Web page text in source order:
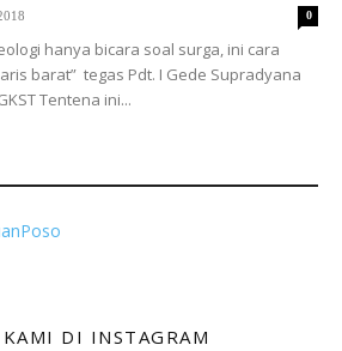
0
hanya bicara soal surga, ini cara
barat” tegas Pdt. I Gede Supradyana
Tentena ini...
DI INSTAGRAM